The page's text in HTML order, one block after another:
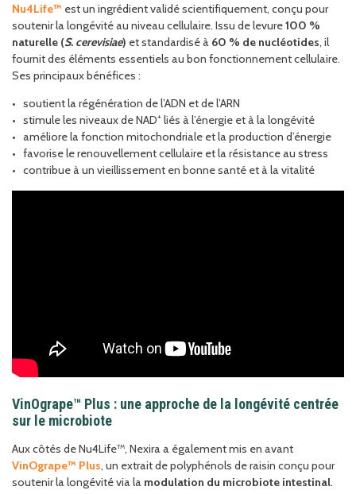
Nu4Life™ est un ingrédient validé scientifiquement, conçu pour
soutenir la longévité au niveau cellulaire. Issu de levure100 %
naturelle (S. cerevisiae) et standardisé à 60 % de nucléotides, il
fournit des éléments essentiels au bon fonctionnement cellulaire.
Ses principaux bénéfices :
soutient la régénération de l’ADN et de l’ARN
stimule les niveaux de NAD⁺ liés à l’énergie et à la longévité
améliore la fonction mitochondriale et la production d’énergie
favorise le renouvellement cellulaire et la résistance au stress
contribue à un vieillissement en bonne santé et à la vitalité
VinOgrape™ Plus : une approche de la longévité centrée
sur le microbiote
Aux côtés de Nu4Life™, Nexira a également mis en avant
VinOgrape™ Plus, un extrait de polyphénols de raisin conçu pour
soutenir la longévité via la modulation du microbiote intestinal.